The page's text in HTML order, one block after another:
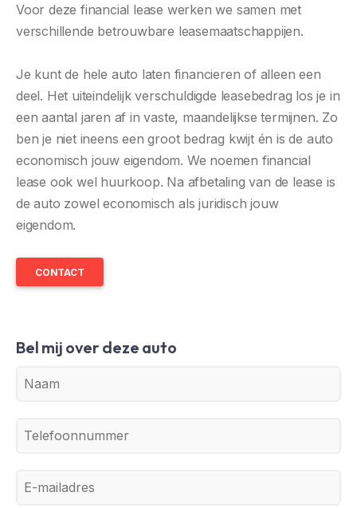
Voor deze financial lease werken we samen met
verschillende betrouwbare leasemaatschappijen.
Je kunt de hele auto laten financieren of alleen een
deel. Het uiteindelijk verschuldigde leasebedrag los je in
een aantal jaren af in vaste, maandelijkse termijnen. Zo
ben je niet ineens een groot bedrag kwijt én is de auto
economisch jouw eigendom. We noemen financial
lease ook wel huurkoop. Na afbetaling van de lease is
de auto zowel economisch als juridisch jouw
eigendom.
CONTACT
Bel mij over deze auto